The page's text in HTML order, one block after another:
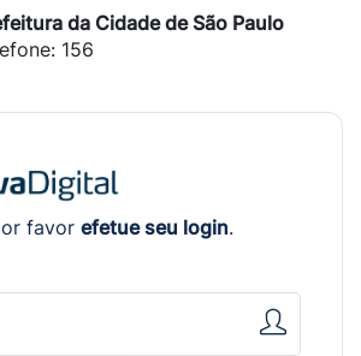
da Cidade de São Paulo
156
favor efetue seu login.